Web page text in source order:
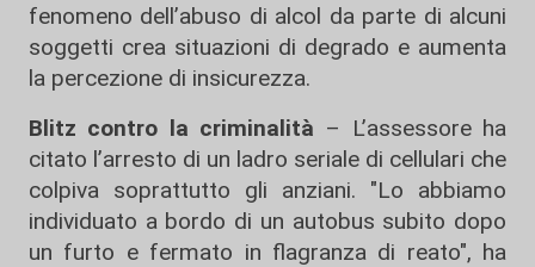
fenomeno dell’abuso di alcol da parte di alcuni
soggetti crea situazioni di degrado e aumenta
la percezione di insicurezza.
Blitz contro la criminalità – L’assessore ha
citato l’arresto di un ladro seriale di cellulari che
colpiva soprattutto gli anziani. "Lo abbiamo
individuato a bordo di un autobus subito dopo
un furto e fermato in flagranza di reato", ha